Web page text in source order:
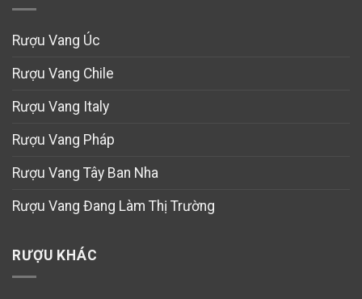
Rượu Vang Úc
Rượu Vang Chile
Rượu Vang Italy
Rượu Vang Pháp
Rượu Vang Tây Ban Nha
Rượu Vang Đang Làm Thị Trường
RƯỢU KHÁC